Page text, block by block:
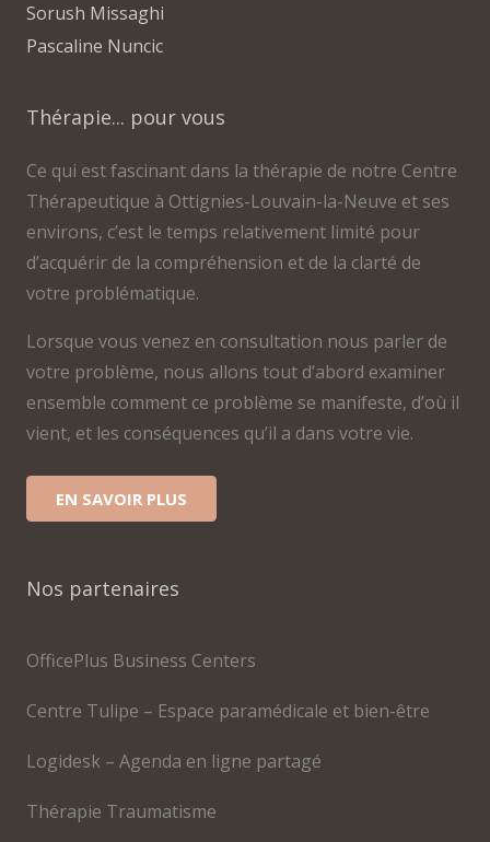
Sorush Missaghi
Pascaline Nuncic
Thérapie... pour vous
Ce qui est fascinant dans la thérapie de notre Centre
Thérapeutique à Ottignies-Louvain-la-Neuve et ses
environs, c’est le temps relativement limité pour
d’acquérir de la compréhension et de la clarté de
votre problématique.
Lorsque vous venez en consultation nous parler de
votre problème, nous allons tout d’abord examiner
ensemble comment ce problème se manifeste, d’où il
vient, et les conséquences qu’il a dans votre vie.
EN SAVOIR PLUS
Nos partenaires
OfficePlus Business Centers
Centre Tulipe – Espace paramédicale et bien-être
Logidesk – Agenda en ligne partagé
Thérapie Traumatisme